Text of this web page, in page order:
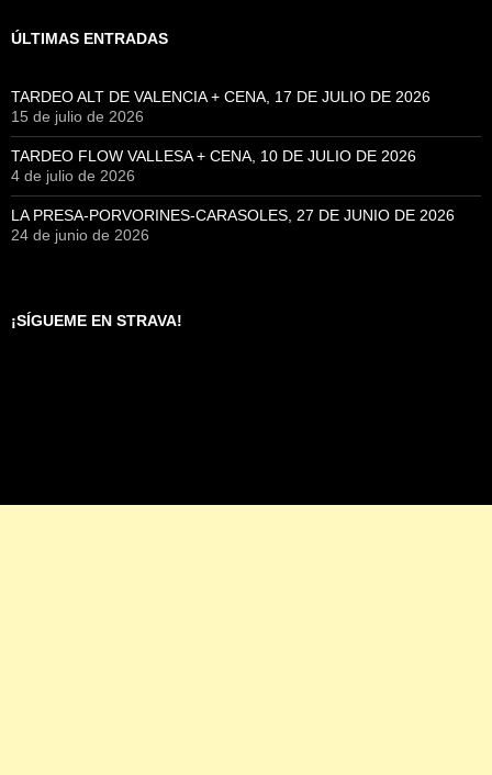
ÚLTIMAS ENTRADAS
TARDEO ALT DE VALENCIA + CENA, 17 DE JULIO DE 2026
15 de julio de 2026
TARDEO FLOW VALLESA + CENA, 10 DE JULIO DE 2026
4 de julio de 2026
LA PRESA-PORVORINES-CARASOLES, 27 DE JUNIO DE 2026
24 de junio de 2026
¡SÍGUEME EN STRAVA!